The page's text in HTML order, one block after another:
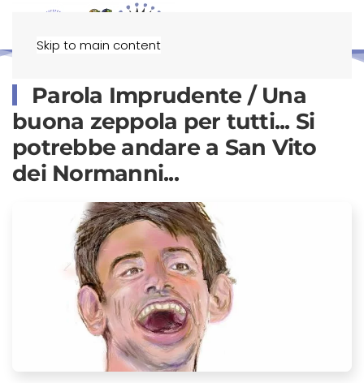
Skip to main content
Parola Imprudente / Una
buona zeppola per tutti... Si
potrebbe andare a San Vito
dei Normanni...